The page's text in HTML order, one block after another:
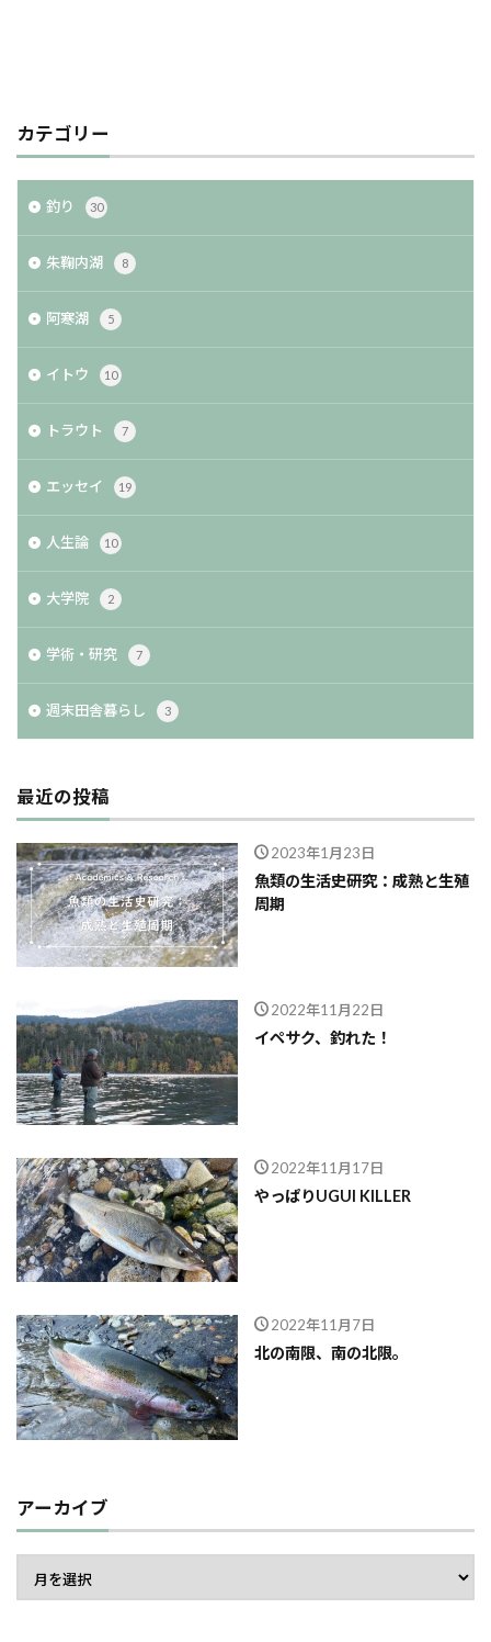
カテゴリー
釣り 30
朱鞠内湖 8
阿寒湖 5
イトウ 10
トラウト 7
エッセイ 19
人生論 10
大学院 2
学術・研究 7
週末田舎暮らし 3
最近の投稿
2023年1月23日
魚類の生活史研究：成熟と生殖
周期
2022年11月22日
イペサク、釣れた！
2022年11月17日
やっぱりUGUI KILLER
2022年11月7日
北の南限、南の北限。
アーカイブ